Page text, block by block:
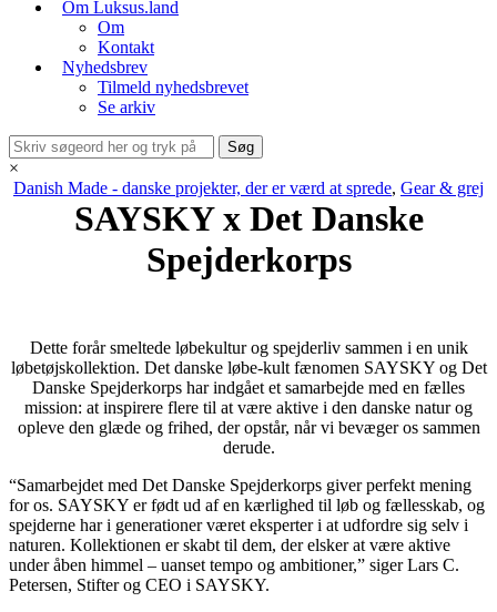
Om Luksus.land
Om
Kontakt
Nyhedsbrev
Tilmeld nyhedsbrevet
Se arkiv
×
Danish Made - danske projekter, der er værd at sprede, Gear & grej
SAYSKY x Det Danske
Spejderkorps
Dette forår smeltede løbekultur og spejderliv sammen i en unik
løbetøjskollektion. Det danske løbe-kult fænomen SAYSKY og Det
Danske Spejderkorps har indgået et samarbejde med en fælles
mission: at inspirere flere til at være aktive i den danske natur og
opleve den glæde og frihed, der opstår, når vi bevæger os sammen
derude.
“Samarbejdet med Det Danske Spejderkorps giver perfekt mening
for os. SAYSKY er født ud af en kærlighed til løb og fællesskab, og
spejderne har i generationer været eksperter i at udfordre sig selv i
naturen. Kollektionen er skabt til dem, der elsker at være aktive
under åben himmel – uanset tempo og ambitioner,” siger Lars C.
Petersen, Stifter og CEO i SAYSKY.